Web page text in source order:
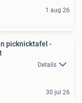
1 aug 26
picknicktafel -
Details
30 jul 26